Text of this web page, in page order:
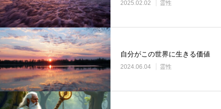
2025.02.02 霊性
自分がこの世界に生きる価値
2024.06.04 霊性